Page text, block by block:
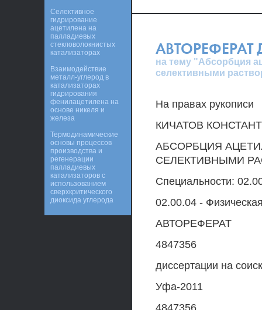
АВТОРЕФЕРАТ
на тему "Абсорбция
селективными
На правах рукописи
КИЧАТОВ
АБСОРБЦИЯ
СЕЛЕКТИВНЫМИ
Специальности:
02.00.04 -
АВТОРЕФЕРАТ
4847356
диссертации на
Уфа-2011
4847356
Селективное
гидрирование
ацетилена на
палладиевых
стекловолокнистых
катализаторах
Взаимодействие
металл-углерод в
катализаторах
гидрирования
фенилацетилена на
основе никеля и
железа
Термодинамические
основы процессов
производства и
регенерации
палладиевых
катализаторов с
использованием
сверхкритического
диоксида углерода